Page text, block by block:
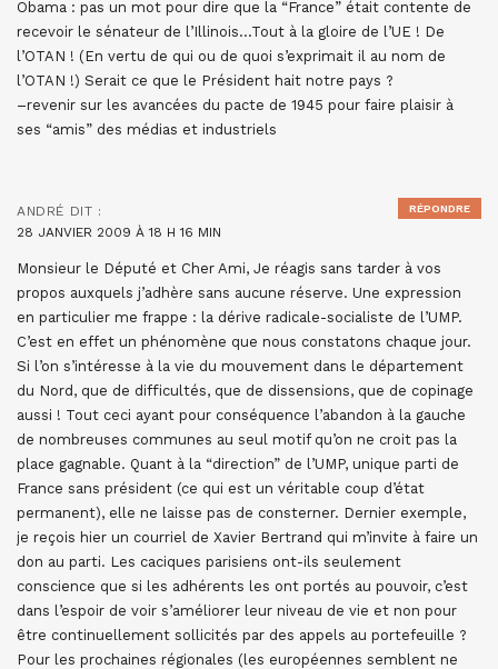
Obama : pas un mot pour dire que la “France” était contente de
recevoir le sénateur de l’Illinois…Tout à la gloire de l’UE ! De
l’OTAN ! (En vertu de qui ou de quoi s’exprimait il au nom de
l’OTAN !) Serait ce que le Président hait notre pays ?
–revenir sur les avancées du pacte de 1945 pour faire plaisir à
ses “amis” des médias et industriels
ANDRÉ DIT :
28 JANVIER 2009 À 18 H 16 MIN
Monsieur le Député et Cher Ami, Je réagis sans tarder à vos
propos auxquels j’adhère sans aucune réserve. Une expression
en particulier me frappe : la dérive radicale-socialiste de l’UMP.
C’est en effet un phénomène que nous constatons chaque jour.
Si l’on s’intéresse à la vie du mouvement dans le département
du Nord, que de difficultés, que de dissensions, que de copinage
aussi ! Tout ceci ayant pour conséquence l’abandon à la gauche
de nombreuses communes au seul motif qu’on ne croit pas la
place gagnable. Quant à la “direction” de l’UMP, unique parti de
France sans président (ce qui est un véritable coup d’état
permanent), elle ne laisse pas de consterner. Dernier exemple,
je reçois hier un courriel de Xavier Bertrand qui m’invite à faire un
don au parti. Les caciques parisiens ont-ils seulement
conscience que si les adhérents les ont portés au pouvoir, c’est
dans l’espoir de voir s’améliorer leur niveau de vie et non pour
être continuellement sollicités par des appels au portefeuille ?
Pour les prochaines régionales (les européennes semblent ne
RÉPONDRE